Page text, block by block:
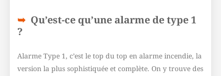
Qu’est-ce qu’une alarme de type 1
?
Alarme Type 1, c’est le top du top en alarme incendie, la
version la plus sophistiquée et complète. On y trouve des